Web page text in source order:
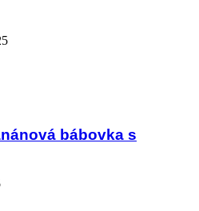
bábovka s